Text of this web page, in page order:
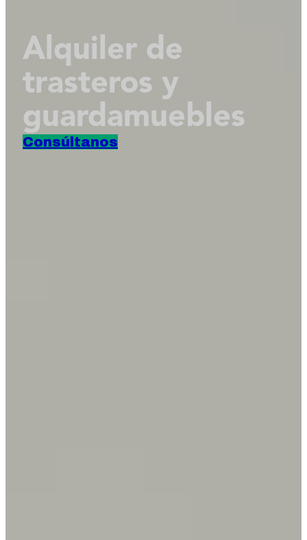
Alquiler de
trasteros y
guardamuebles
Consúltanos